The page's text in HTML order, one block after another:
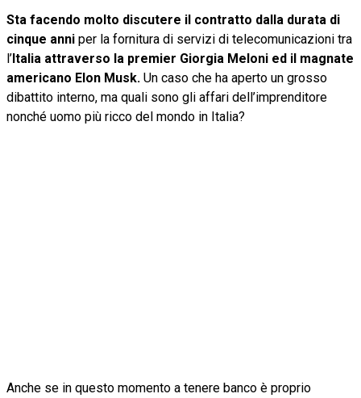
Sta facendo molto discutere il contratto dalla durata di
cinque anni per la fornitura di servizi di telecomunicazioni tra
l’ Italia attraverso la premier Giorgia Meloni ed il magnate
americano Elon Musk. Un caso che ha aperto un grosso
dibattito interno, ma quali sono gli affari dell’imprenditore
nonché uomo più ricco del mondo in Italia?
Anche se in questo momento a tenere banco è proprio